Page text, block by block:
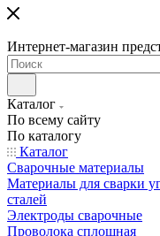
Интернет-магазин
Каталог
По всему сайту
По каталогу
Каталог
Сварочные материалы
Материалы для сварки
сталей
Электроды сварочные
Проволока сплошная